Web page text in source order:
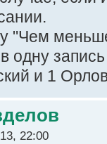
"Чем
одну
и 1
22:00